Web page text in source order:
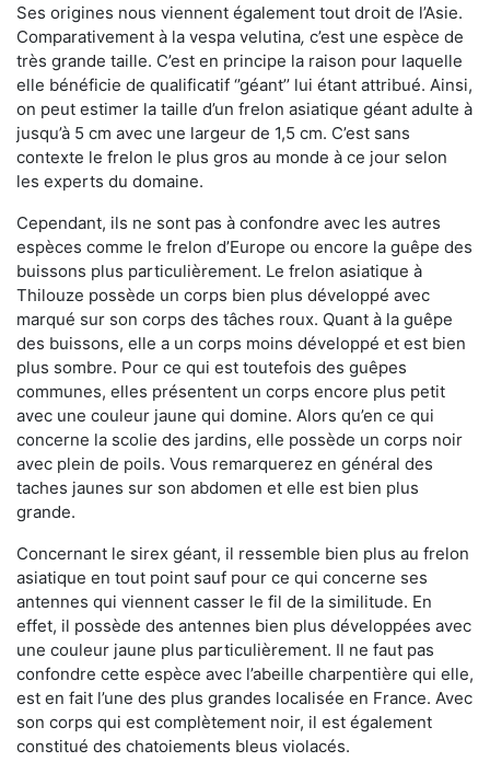
Ses origines nous viennent également tout droit de l’Asie.
Comparativement à la vespa velutina, c’est une espèce de
très grande taille. C’est en principe la raison pour laquelle
elle bénéficie de qualificatif ‘’géant’’ lui étant attribué. Ainsi,
on peut estimer la taille d’un frelon asiatique géant adulte à
jusqu’à 5 cm avec une largeur de 1,5 cm. C’est sans
contexte le frelon le plus gros au monde à ce jour selon
les experts du domaine.
Cependant, ils ne sont pas à confondre avec les autres
espèces comme le frelon d’Europe ou encore la guêpe des
buissons plus particulièrement. Le frelon asiatique à
Thilouze possède un corps bien plus développé avec
marqué sur son corps des tâches roux. Quant à la guêpe
des buissons, elle a un corps moins développé et est bien
plus sombre. Pour ce qui est toutefois des guêpes
communes, elles présentent un corps encore plus petit
avec une couleur jaune qui domine. Alors qu’en ce qui
concerne la scolie des jardins, elle possède un corps noir
avec plein de poils. Vous remarquerez en général des
taches jaunes sur son abdomen et elle est bien plus
grande.
Concernant le sirex géant, il ressemble bien plus au frelon
asiatique en tout point sauf pour ce qui concerne ses
antennes qui viennent casser le fil de la similitude. En
effet, il possède des antennes bien plus développées avec
une couleur jaune plus particulièrement. Il ne faut pas
confondre cette espèce avec l’abeille charpentière qui elle,
est en fait l’une des plus grandes localisée en France. Avec
son corps qui est complètement noir, il est également
constitué des chatoiements bleus violacés.